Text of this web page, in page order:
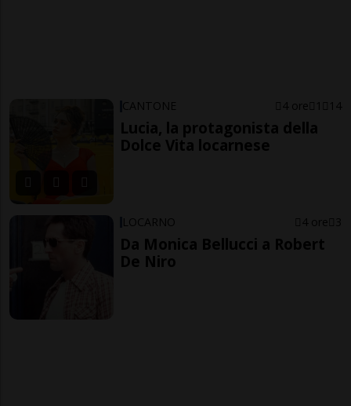
CANTONE 4 ore 1 14
Lucia, la protagonista della
Dolce Vita locarnese
LOCARNO 4 ore 3
Da Monica Bellucci a Robert
De Niro